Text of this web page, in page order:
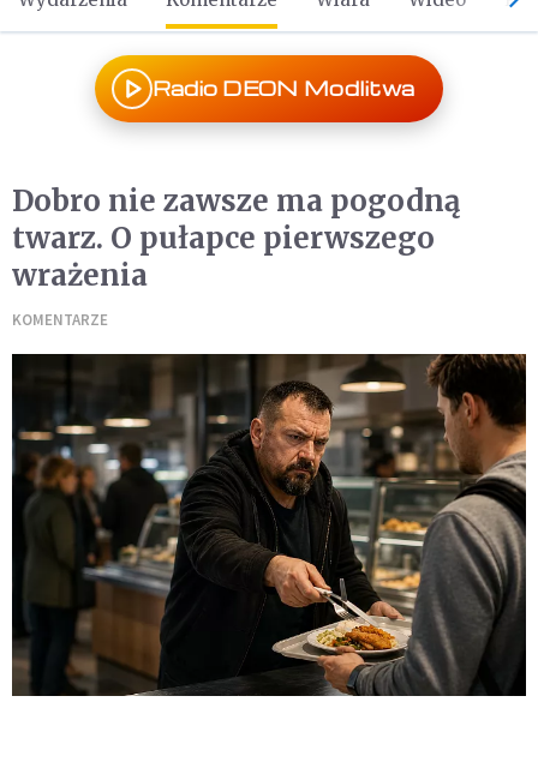
Radio DEON Modlitwa
Dobro nie zawsze ma pogodną
twarz. O pułapce pierwszego
wrażenia
KOMENTARZE